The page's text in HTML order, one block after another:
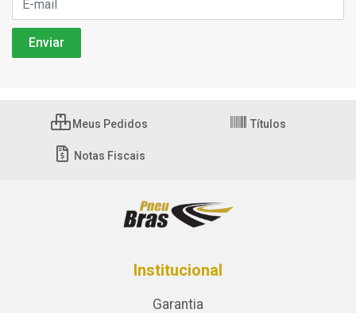
Meus Pedidos Títulos
Notas Fiscais
Institucional
Garantia